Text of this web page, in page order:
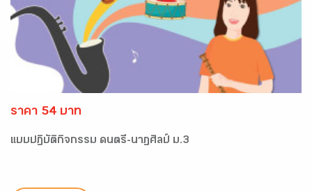
ราคา 54 บาท
แบบปฏิบัติกิจกรรม ดนตรี-นาฏศิลป์ ม.3